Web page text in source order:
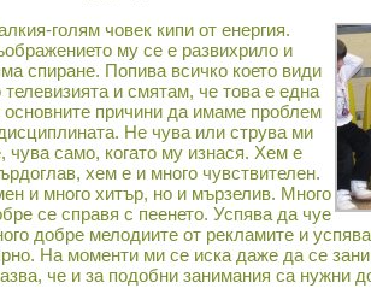
голям човек кипи от енергия.
му се е развихрило и
спиране. Попива всичко което види
телевизията и смятам, че това е една
основните причини да имаме проблем
Не чува или струва ми
чува само, когато му изнася. Хем е
хем е и много чувствителен.
и много хитър, но и мързелив. Много
се справя с пеенето. Успява да чуе
добре мелодиите от рекламите и
На моменти ми се иска даже да се
че и за подобни занимания са нужни